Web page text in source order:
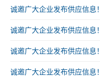
诚邀广大企业发布供应信息！
诚邀广大企业发布供应信息！
诚邀广大企业发布供应信息！
诚邀广大企业发布供应信息！